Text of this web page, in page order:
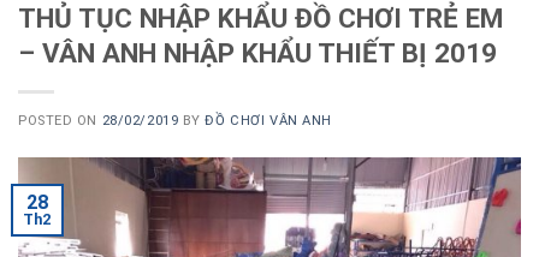
THỦ TỤC NHẬP KHẨU ĐỒ CHƠI TRẺ EM
– VÂN ANH NHẬP KHẨU THIẾT BỊ 2019
POSTED ON 28/02/2019 BYĐỒ CHƠI VÂN ANH
28
Th2